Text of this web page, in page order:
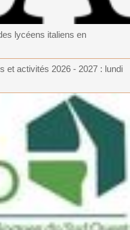
lycéens italiens en
et activités 2026 - 2027 : lundi